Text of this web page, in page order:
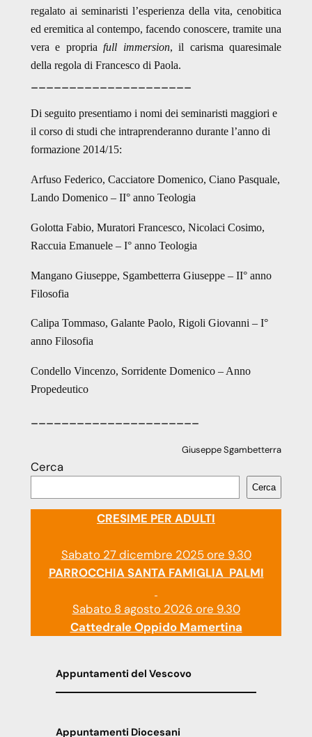
regalato ai seminaristi l’esperienza della vita, cenobitica
ed eremitica al contempo, facendo conoscere, tramite una
vera e propriafull immersion, il carisma quaresimale
della regola di Francesco di Paola.
_____________________
Di seguito presentiamo i nomi dei seminaristi maggiori e
il corso di studi che intraprenderanno durante l’anno di
formazione 2014/15:
Arfuso Federico, Cacciatore Domenico, Ciano Pasquale,
Lando Domenico – II° anno Teologia
Golotta Fabio, Muratori Francesco, Nicolaci Cosimo,
Raccuia Emanuele – I° anno Teologia
Mangano Giuseppe, Sgambetterra Giuseppe – II° anno
Filosofia
Calipa Tommaso, Galante Paolo, Rigoli Giovanni – I°
anno Filosofia
Condello Vincenzo, Sorridente Domenico – Anno
Propedeutico
Giuseppe Sgambetterra
Cerca
Cerca
CRESIME PER ADULTI
Sabato 27 dicembre 2025 ore 9.30
PARROCCHIA SANTA FAMIGLIA PALMI
Sabato 8 agosto 2026 ore 9.30
Cattedrale Oppido Mamertina
Appuntamenti del Vescovo
Appuntamenti Diocesani